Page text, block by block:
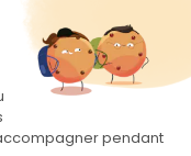
pendant